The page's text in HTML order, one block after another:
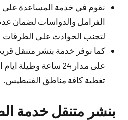
نقوم في خدمة المساعدة
الفرامل والدواسات لضمان
لتجنب الحوادث على الطرقات
كما نوفر خدمة بنشر متنقل
على مدار 24 ساعة
تغطية كافة مناطق الفنيطيس.
بنشر متنقل خدمة